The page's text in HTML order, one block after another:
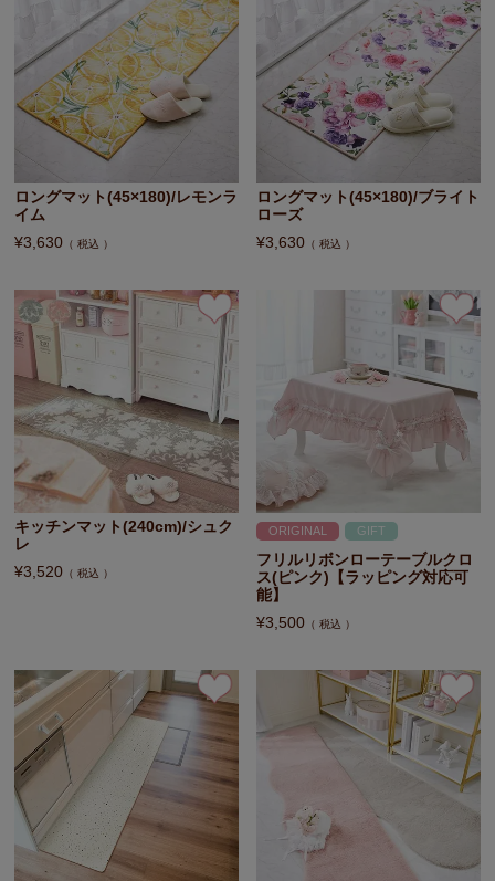
ロングマット(45×180)/レモンラ
イム
¥3,630 税込
ロングマット(45×180)/ブライト
ローズ
¥3,630 税込
キッチンマット(240cm)/シュク
レ
¥3,520 税込
ORIGINAL GIFT
フリルリボンローテーブルクロ
ス(ピンク)【ラッピング対応可
能】
¥3,500 税込